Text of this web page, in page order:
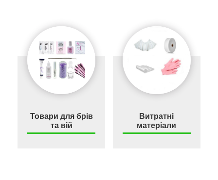
Товари для брів
та вій
Витратні
матеріали